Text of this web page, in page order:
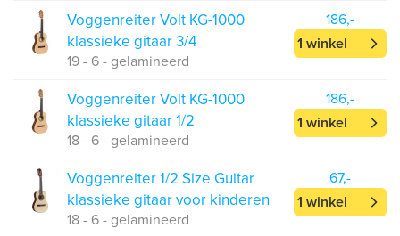
Voggenreiter Volt KG-1000
klassieke gitaar 3/4
19 - 6 - gelamineerd
186,-
1 winkel
Voggenreiter Volt KG-1000
klassieke gitaar 1/2
18 - 6 - gelamineerd
186,-
1 winkel
Voggenreiter 1/2 Size Guitar
klassieke gitaar voor kinderen
18 - 6 - gelamineerd
67,-
1 winkel